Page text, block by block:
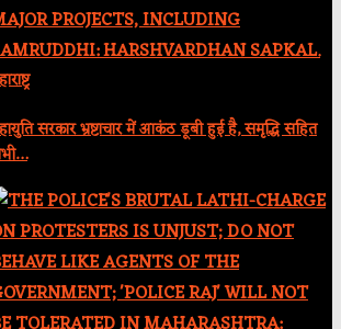
सरकार भ्रष्टाचार में आकंठ डूबी हुई है, समृद्धि सहित